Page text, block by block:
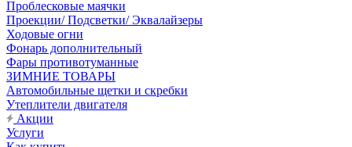
Проблесковые маячки
Проекции/ Подсветки/ Эквалайзеры
Ходовые огни
Фонарь дополнительный
Фары противотуманные
ЗИМНИЕ ТОВАРЫ
Автомобильные щетки и скребки
Утеплители двигателя
Акции
Услуги